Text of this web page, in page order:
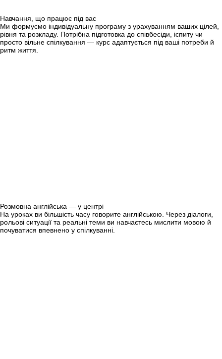
Навчання, що працює під вас
Ми формуємо індивідуальну програму з урахуванням ваших цілей,
рівня та розкладу. Потрібна підготовка до співбесіди, іспиту чи
просто вільне спілкування — курс адаптується під ваші потреби й
ритм життя.
Розмовна англійська — у центрі
На уроках ви більшість часу говорите англійською. Через діалоги,
рольові ситуації та реальні теми ви навчаєтесь мислити мовою й
почуватися впевнено у спілкуванні.